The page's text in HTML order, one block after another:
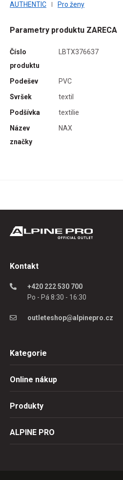
AUTHENTIC Pro ženy
Parametry produktu ZARECA
Číslo
produktu
LBTX376637
Podešev
PVC
Svršek
textil
Podšívka
textilie
Název
značky
NAX
Kontakt
+420 222 530 700
Po - Pá 8:30 - 16:30
outleteshop@alpinepro.cz
Kategorie
Online nákup
Produkty
ALPINE PRO